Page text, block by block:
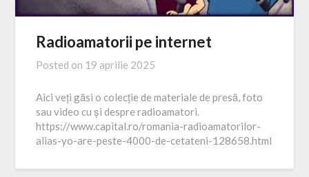
Radioamatorii pe internet
Posted on 19 aprilie 2025
Aici veți găsi o colecție de materiale de presă, foto
sau video cu și despre radioamatori.
https://www.capital.ro/romania-radioamatorilor-
alias-yo-are-peste-4000-de-cetateni-128658.html